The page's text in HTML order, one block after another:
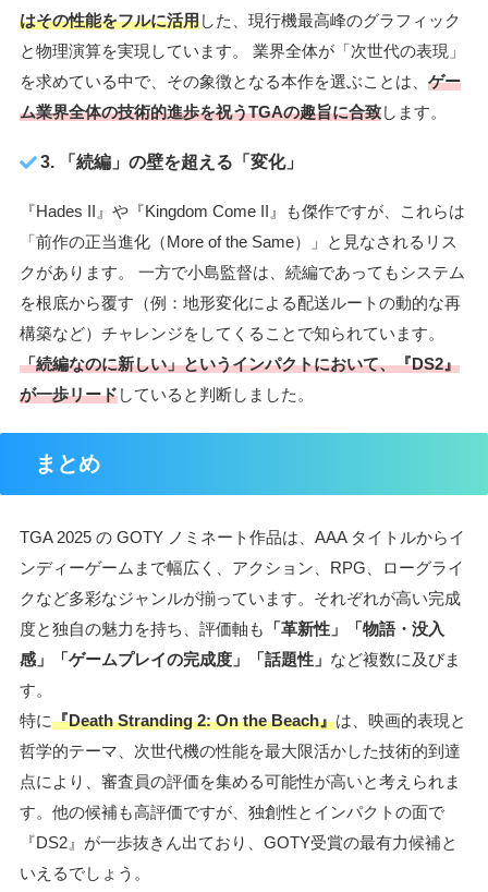
はその性能をフルに活用した、現行機最高峰のグラフィック
と物理演算を実現しています。 業界全体が「次世代の表現」
を求めている中で、その象徴となる本作を選ぶことは、 ゲー
ム業界全体の技術的進歩を祝うTGAの趣旨に合致します。
3. 「続編」の壁を超える「変化」
『Hades II』や『Kingdom Come II』も傑作ですが、これらは
「前作の正当進化（More of the Same）」と見なされるリス
クがあります。 一方で小島監督は、続編であってもシステム
を根底から覆す（例：地形変化による配送ルートの動的な再
構築など）チャレンジをしてくることで知られています。
「続編なのに新しい」というインパクトにおいて、『DS2』
が一歩リードしていると判断しました。
まとめ
TGA 2025 の GOTY ノミネート作品は、AAA タイトルからイ
ンディーゲームまで幅広く、アクション、RPG、ローグライ
クなど多彩なジャンルが揃っています。それぞれが高い完成
度と独自の魅力を持ち、評価軸も
「革新性」「物語・没入
感」「ゲームプレイの完成度」「話題性」 など複数に及びま
す。
特に『Death Stranding 2: On the Beach』は、映画的表現と
哲学的テーマ、次世代機の性能を最大限活かした技術的到達
点により、審査員の評価を集める可能性が高いと考えられま
す。他の候補も高評価ですが、独創性とインパクトの面で
『DS2』が一歩抜きん出ており、GOTY受賞の最有力候補と
いえるでしょう。